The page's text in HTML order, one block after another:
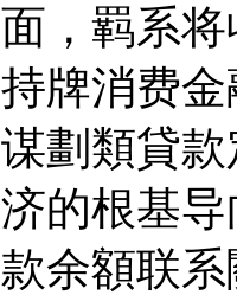
面，羁系
持牌消费
谋劃類貸
济的根基
款余額联